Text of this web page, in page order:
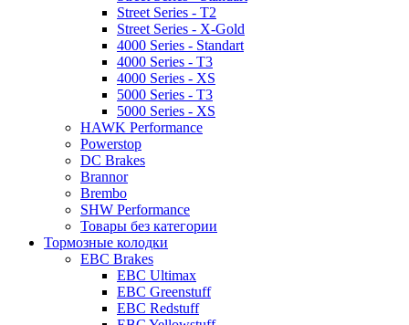
Street Series - T2
Street Series - X-Gold
4000 Series - Standart
4000 Series - T3
4000 Series - XS
5000 Series - T3
5000 Series - XS
HAWK Performance
Powerstop
DC Brakes
Brannor
Brembo
SHW Performance
Товары без категории
Тормозные колодки
EBC Brakes
EBC Ultimax
EBC Greenstuff
EBC Redstuff